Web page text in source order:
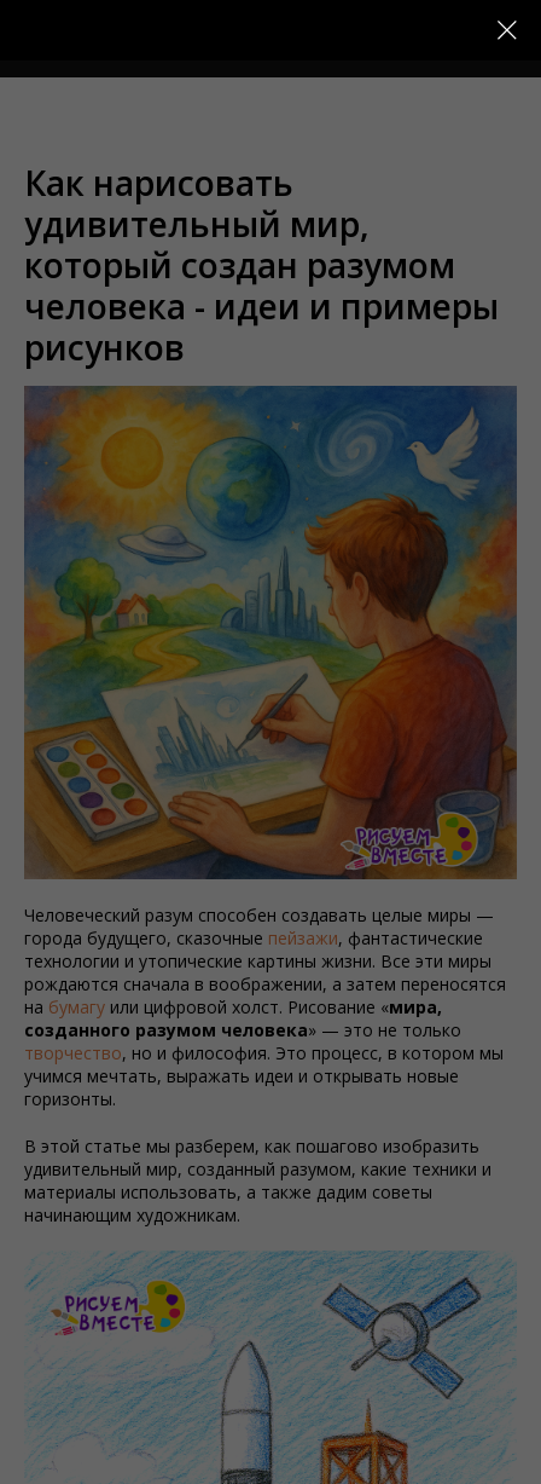
Как нарисовать
удивительный мир,
который создан разумом
человека - идеи и примеры
рисунков
Человеческий разум способен создавать целые миры —
города будущего, сказочные пейзажи, фантастические
технологии и утопические картины жизни. Все эти миры
рождаются сначала в воображении, а затем переносятся
на бумагу или цифровой холст. Рисование «мира,
созданного разумом человека» — это не только
творчество, но и философия. Это процесс, в котором мы
учимся мечтать, выражать идеи и открывать новые
горизонты.
В этой статье мы разберем, как пошагово изобразить
удивительный мир, созданный разумом, какие техники и
материалы использовать, а также дадим советы
начинающим художникам.